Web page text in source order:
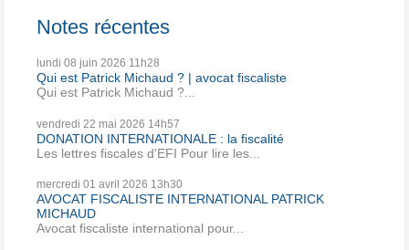
Notes récentes
lundi 08 juin 2026 11h28
Qui est Patrick Michaud ? | avocat fiscaliste
Qui est Patrick Michaud ?...
vendredi 22 mai 2026 14h57
DONATION INTERNATIONALE : la fiscalité
Les lettres fiscales d'EFI Pour lire les...
mercredi 01 avril 2026 13h30
AVOCAT FISCALISTE INTERNATIONAL PATRICK
MICHAUD
Avocat fiscaliste international pour...